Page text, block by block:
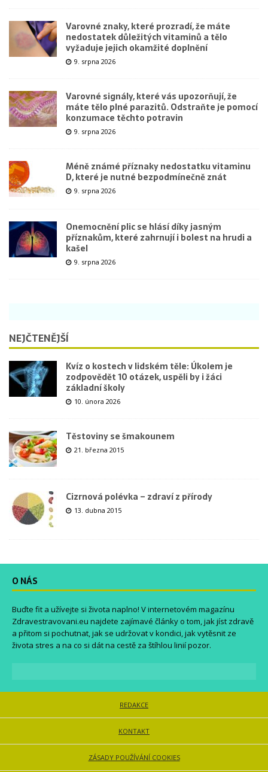
Varovné znaky, které prozradí, že máte
nedostatek důležitých vitaminů a tělo
vyžaduje jejich okamžité doplnění
9. srpna 2026
Varovné signály, které vás upozorňují, že
máte tělo plné parazitů. Odstraňte je pomocí
konzumace těchto potravin
9. srpna 2026
Méně známé příznaky nedostatku vitaminu
D, které je nutné bezpodmínečně znát
9. srpna 2026
Onemocnění plic se hlásí díky jasným
příznakům, které zahrnují i bolest na hrudi a
kašel
9. srpna 2026
NEJČTENĚJŠÍ
Kvíz o kostech v lidském těle: Úkolem je
zodpovědět 10 otázek, uspěli by i žáci
základní školy
10. února 2026
Těstoviny se šmakounem
21. března 2015
Cizrnová polévka – zdraví z přírody
13. dubna 2015
O NÁS
Buďte fit a užívejte si života naplno! V internetovém magazínu
Zdravestravovani.eu najdete zajímavé články o tom, jak jíst zdravě
a přitom si pochutnat, jak se udržovat v kondici, jak vytěsnit ze
života stres a na co si dát na cestě za štíhlou linií pozor.
REDAKCE
KONTAKT
ZÁSADY POUŽÍVÁNÍ COOKIES